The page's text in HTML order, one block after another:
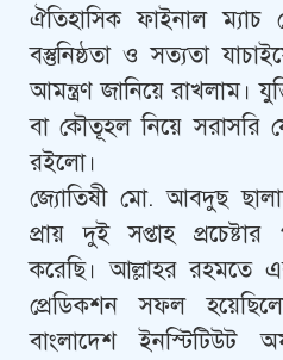
ঐতিহাসিক ফাইনাল ম্যাচ
বস্তুনিষ্ঠতা ও সত্যতা
আমন্ত্রণ জানিয়ে রাখলাম।
বা কৌতূহল নিয়ে সরাসরি
রইলো।
জ্যোতিষী মো. আবদুছ
প্রায় দুই সপ্তাহ
করেছি। আল্লাহর রহমতে
প্রেডিকশন সফল
বাংলাদেশ ইনস্টিটিউট